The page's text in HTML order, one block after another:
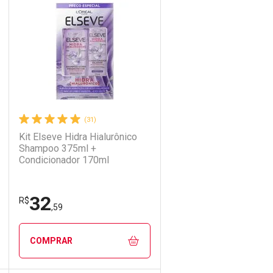
Laboratório
Ativar Desconto
Comprar sem Desconto
Por Menos
Comprar sem Desconto
(31)
Kit Elseve Hidra Hialurônico
Shampoo 375ml +
Condicionador 170ml
R$32,59
COMPRAR